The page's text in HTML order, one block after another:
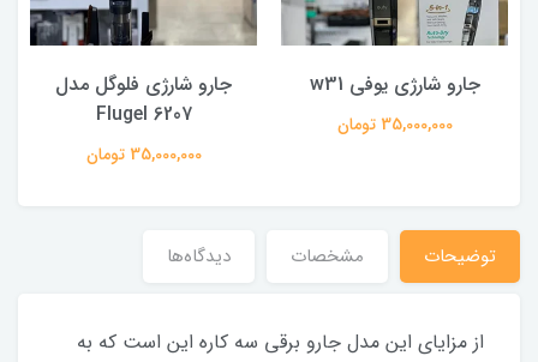
جارو شارژی یوفی w31
35,000,000 تومان
جارو شارژی فلوگل مدل
Flugel 6207
35,000,000 تومان
توضیحات مشخصات دیدگاه‌ها
از مزایای این مدل جارو برقی سه کاره این است که به